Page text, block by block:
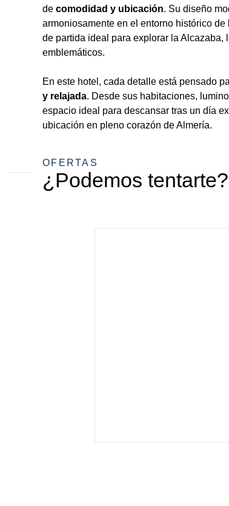
de comodidad y ubicación. Su diseño
armoniosamente en el entorno histórico
de partida ideal para explorar la Alcazaba,
emblemáticos.
En este hotel, cada detalle está pensado
y relajada. Desde sus habitaciones,
espacio ideal para descansar tras un día
ubicación en pleno corazón de Almería.
OFERTAS
¿Podemos tentarte?